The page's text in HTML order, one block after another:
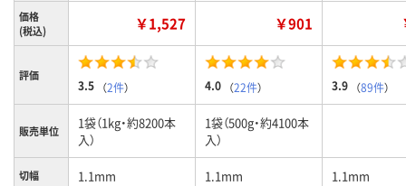
価格
(税込)
￥1,527 ￥901
評価
3.5 （2件） 4.0 （22件） 3.9 （89件）
販売単位
1袋（1kg・約8200本
入）
1袋（500g・約4100本
入）
切幅 1.1mm 1.1mm 1.1mm